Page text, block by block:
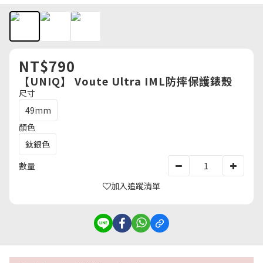
NT$790
【UNIQ】 Voute Ultra IML防摔保護錶殼
尺寸
49mm
顏色
鈦銀色
數量
加入追蹤清單